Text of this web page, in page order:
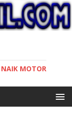
NAIK MOTOR